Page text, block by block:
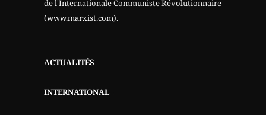
de l'Internationale Communiste Révolutionnaire
(www.marxist.com).
ACTUALITÉS
INTERNATIONAL